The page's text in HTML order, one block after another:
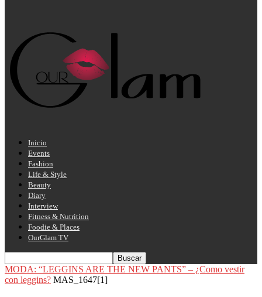
Inicio
Events
Fashion
Life & Style
Beauty
Diary
Interview
Fitness & Nutrition
Foodie & Places
OurGlam TV
MODA: “LEGGINS ARE THE NEW PANTS” – ¿Como vestir
con leggins? MAS_1647[1]